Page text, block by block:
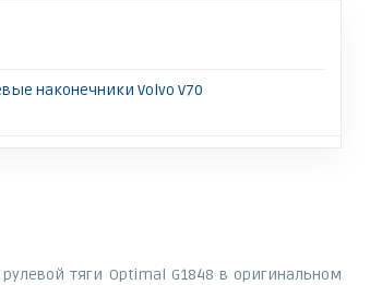
наконечники Volvo V70
тяги Optimal G1848 в оригинальном